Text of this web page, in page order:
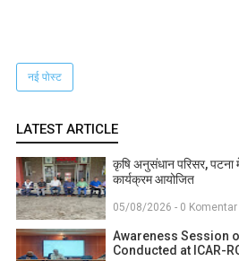
नई पोस्ट
LATEST ARTICLE
कृषि अनुसंधान परिसर,
कार्यक्रम आयोजित
05/08/2026 - 0 Komentar
Awareness Session
Conducted at ICAR-